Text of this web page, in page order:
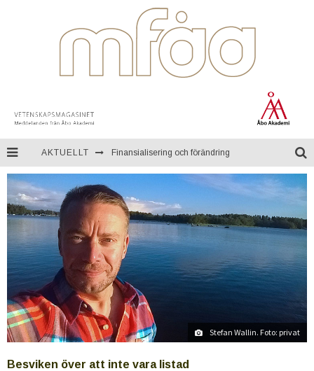
AKTUELLT Finansialisering och förändring
Åbo Akademi firar ett fullt sekel
Stefan Wallin. Foto: privat
Besviken över att inte vara listad